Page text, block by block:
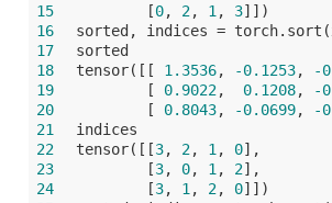
15
[0, 2, 1 , 3]])
16
sorted, indices =
17
sorted
18
tensor([[ 1.3536, -0.1253, -
19
[ 0.9022, 0.1208, -
20
[ 0.8043, -0.0699, -
21
indices
22
tensor([[3, 2, 1 , 0],
23
[3, 0, 1 , 2],
24
[3, 1 , 2, 0]])